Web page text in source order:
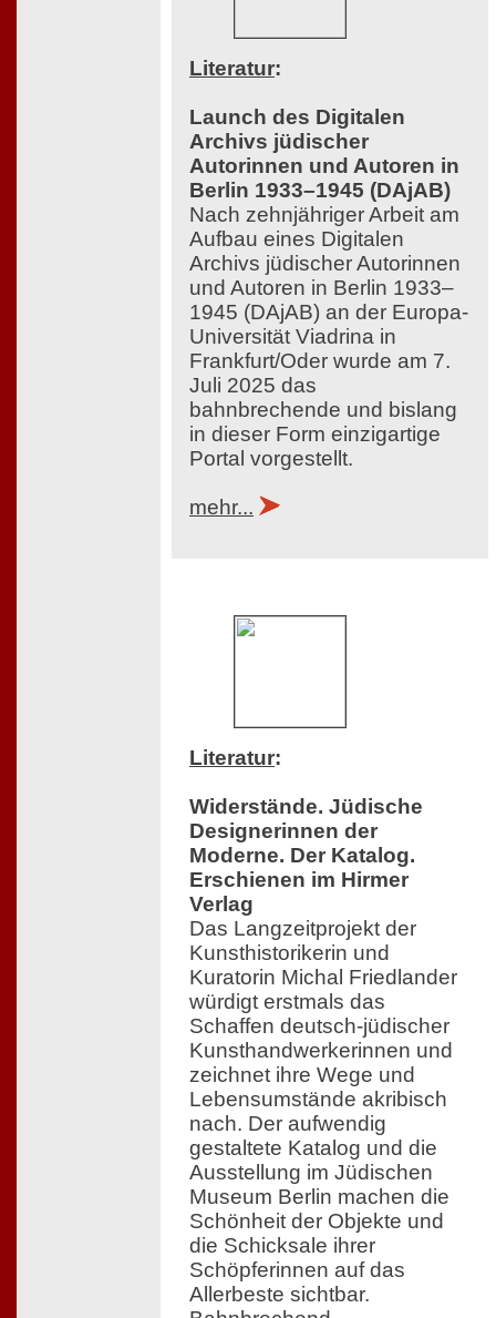
Literatur:
Launch des Digitalen
Archivs jüdischer
Autorinnen und Autoren in
Berlin 1933–1945 (DAjAB)
Nach zehnjähriger Arbeit am
Aufbau eines Digitalen
Archivs jüdischer Autorinnen
und Autoren in Berlin 1933–
1945 (DAjAB) an der Europa-
Universität Viadrina in
Frankfurt/Oder wurde am 7.
Juli 2025 das
bahnbrechende und bislang
in dieser Form einzigartige
Portal vorgestellt.
mehr...
Literatur:
Widerstände. Jüdische
Designerinnen der
Moderne. Der Katalog.
Erschienen im Hirmer
Verlag
Das Langzeitprojekt der
Kunsthistorikerin und
Kuratorin Michal Friedlander
würdigt erstmals das
Schaffen deutsch-jüdischer
Kunsthandwerkerinnen und
zeichnet ihre Wege und
Lebensumstände akribisch
nach. Der aufwendig
gestaltete Katalog und die
Ausstellung im Jüdischen
Museum Berlin machen die
Schönheit der Objekte und
die Schicksale ihrer
Schöpferinnen auf das
Allerbeste sichtbar.